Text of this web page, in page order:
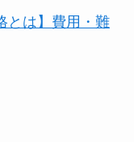
とは】費用・難